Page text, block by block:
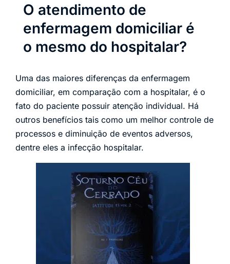
O atendimento de
enfermagem domiciliar é
o mesmo do hospitalar?
Uma das maiores diferenças da enfermagem
domiciliar, em comparação com a hospitalar, é o
fato do paciente possuir atenção individual. Há
outros benefícios tais como um melhor controle de
processos e diminuição de eventos adversos,
dentre eles a infecção hospitalar.